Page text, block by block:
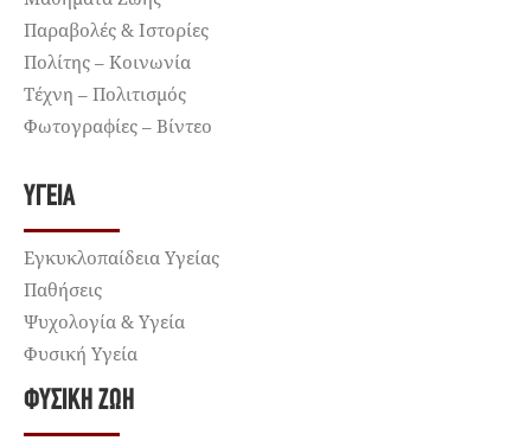
Παραβολές & Ιστορίες
Πολίτης – Κοινωνία
Τέχνη – Πολιτισμός
Φωτογραφίες – Βίντεο
ΥΓΕΊΑ
Εγκυκλοπαίδεια Υγείας
Παθήσεις
Ψυχολογία & Υγεία
Φυσική Υγεία
ΦΥΣΙΚΉ ΖΩΉ